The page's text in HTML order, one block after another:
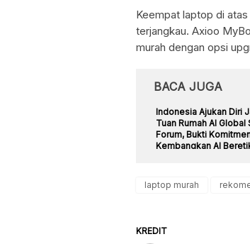
Keempat laptop di
terjangkau. Axioo
murah dengan opsi
BACA JUGA
Indonesia Ajukan Diri
Tuan Rumah AI Global
Forum, Bukti
Kembangkan AI
laptop murah
KREDIT